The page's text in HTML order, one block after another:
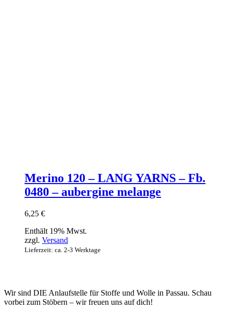
Merino 120 – LANG YARNS – Fb.
0480 – aubergine melange
6,25 €
Enthält 19% Mwst.
zzgl. Versand
Lieferzeit: ca. 2-3 Werktage
Wir sind DIE Anlaufstelle für Stoffe und Wolle in Passau. Schau
vorbei zum Stöbern – wir freuen uns auf dich!